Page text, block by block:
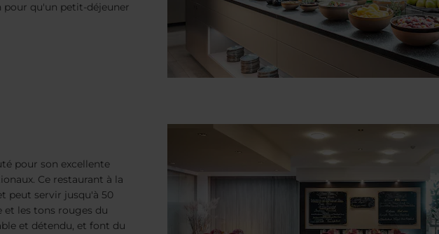
pour qu'un petit-déjeuner
pour son excellente
Ce restaurant à la
peut servir jusqu'à 50
et les tons rouges du
et détendu, et font du